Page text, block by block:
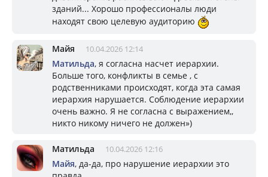
зданий... Хорошо профессионалы люди
находят свою целевую аудиторию
Майя 10.04.2026 12:14
Матильда, я согласна насчет иерархии.
Больше того, конфликты в семье , с
родственниками происходят, когда эта самая
иерархия нарушается. Соблюдение иерархии
очень важно. Я не согласна с выражением,,
никто никому ничего не должен»)
Матильда 10.04.2026 12:16
Майя, да-да, про нарушение иерархии это